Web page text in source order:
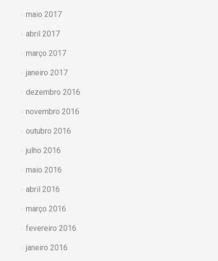
maio 2017
abril 2017
março 2017
janeiro 2017
dezembro 2016
novembro 2016
outubro 2016
julho 2016
maio 2016
abril 2016
março 2016
fevereiro 2016
janeiro 2016